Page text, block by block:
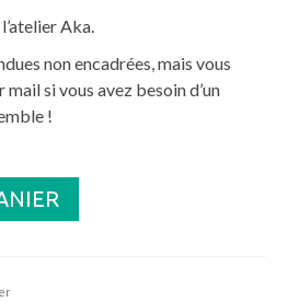
Aka.
non encadrées, mais vous
si vous avez besoin d’un
!